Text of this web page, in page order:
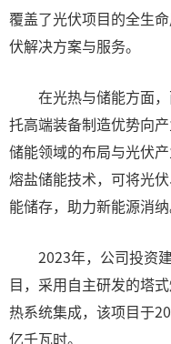
覆盖了光伏项目的全生
伏解决方案与服务。
在光热与储能方面
托高端装备制造优势向
储能领域的布局与光伏
熔盐储能技术，可将光
能储存，助力新能源消纳
2023年，公司投资
目，采用自主研发的塔
热系统集成，该项目于
亿千瓦时。